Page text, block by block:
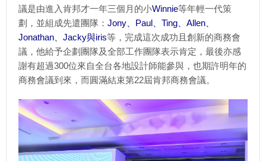
議是由進入肯邦才一年三個月的小Winnie等年輕一代策
劃，並組成先遣團隊： Jony、Paul、Ting、Allen、
Jonathan、Jacky與iris等，完成這次成功且創新的商務會
議，他給予企劃團隊及全部工作團隊表示肯定，最後亦感
謝有超過300位來自全台各地設計師能參與，也期許明年的
商務會議到來，而圓滿結束第22屆肯邦商務會議。